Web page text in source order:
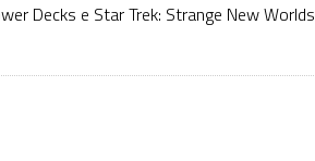
Decks e Star Trek: Strange New Worlds